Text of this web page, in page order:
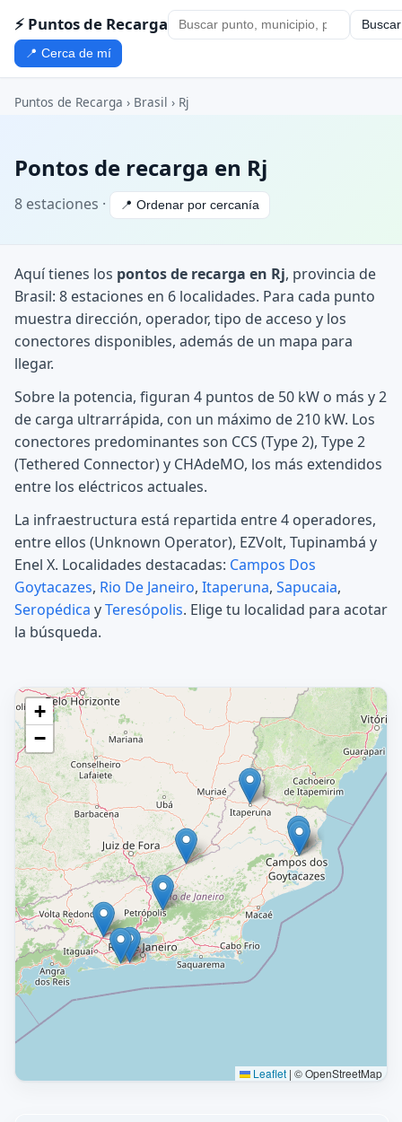
⚡ Puntos de Recarga Buscar
📍 Cerca de mí
Puntos de Recarga › Brasil › Rj
Pontos de recarga en Rj
8 estaciones · 📍 Ordenar por cercanía
Aquí tienes los pontos de recarga en Rj, provincia de
Brasil: 8 estaciones en 6 localidades. Para cada punto
muestra dirección, operador, tipo de acceso y los
conectores disponibles, además de un mapa para
llegar.
Sobre la potencia, figuran 4 puntos de 50 kW o más y 2
de carga ultrarrápida, con un máximo de 210 kW. Los
conectores predominantes son CCS (Type 2), Type 2
(Tethered Connector) y CHAdeMO, los más extendidos
entre los eléctricos actuales.
La infraestructura está repartida entre 4 operadores,
entre ellos (Unknown Operator), EZVolt, Tupinambá y
Enel X. Localidades destacadas: Campos Dos
Goytacazes, Rio De Janeiro, Itaperuna, Sapucaia,
Seropédica yTeresópolis. Elige tu localidad para acotar
la búsqueda.
+
−
Leaflet | © OpenStreetMap